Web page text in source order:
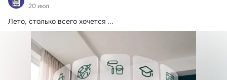
20 июл
Лето, столько всего хочется ...